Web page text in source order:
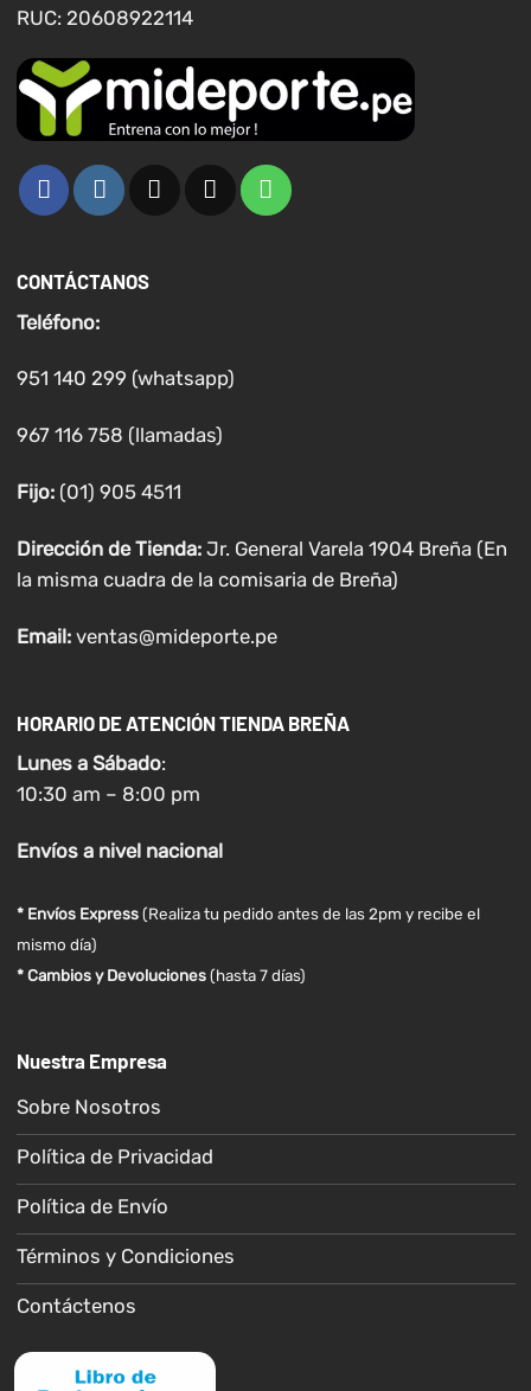
RUC: 20608922114
CONTÁCTANOS
Teléfono:
951 140 299 (whatsapp)
967 116 758 (llamadas)
Fijo:(01) 905 4511
Dirección de Tienda: Jr. General Varela 1904 Breña (En
la misma cuadra de la comisaria de Breña)
Email: ventas@mideporte.pe
HORARIO DE ATENCIÓN TIENDA BREÑA
Lunes a Sábado:
10:30 am – 8:00 pm
Envíosa nivel nacional
* Envíos Express(Realiza tu pedido antes de las 2pm y recibe el
mismo día)
* Cambios y Devoluciones (hasta 7 días)
Nuestra Empresa
Sobre Nosotros
Política de Privacidad
Política de Envío
Términos y Condiciones
Contáctenos